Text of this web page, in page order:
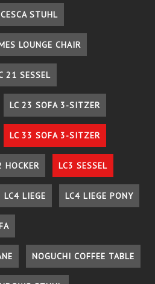
CESCA STUHL
LOUNGE CHAIR
21 SESSEL
LC 23 SOFA 3-SITZER
LC 33 SOFA 3-SITZER
HOCKER LC3 SESSEL
LC4 LIEGE LC4 LIEGE PONY
NOGUCHI COFFEE TABLE